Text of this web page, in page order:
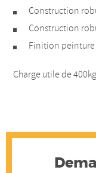
Construction
Construction
Finition peinture
Charge utile de 400kg